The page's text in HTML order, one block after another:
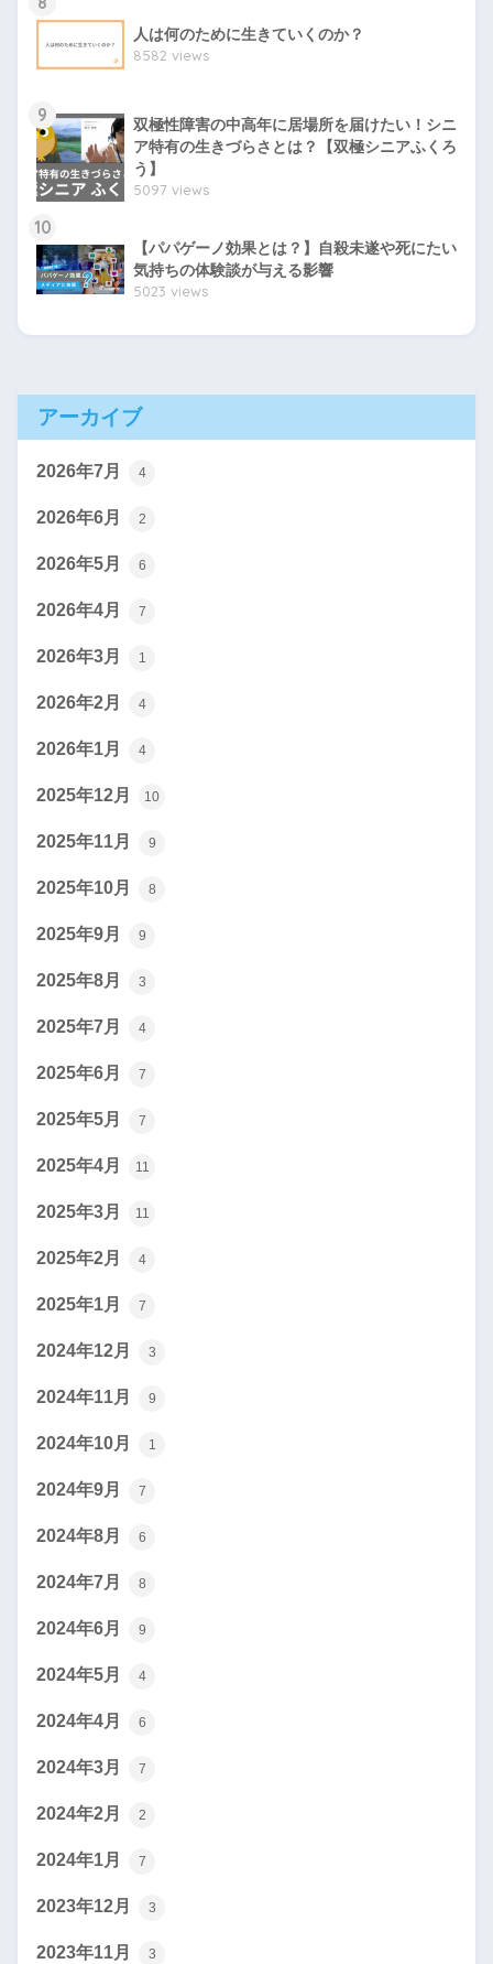
人は何のために生きていくのか？
8582 views
9
双極性障害の中高年に居場所を届けたい！シニ
ア特有の生きづらさとは？【双極シニアふくろ
う】
5097 views
10
【パパゲーノ効果とは？】自殺未遂や死にたい
気持ちの体験談が与える影響
5023 views
アーカイブ
2026年7月 4
2026年6月 2
2026年5月 6
2026年4月 7
2026年3月 1
2026年2月 4
2026年1月 4
2025年12月 10
2025年11月 9
2025年10月 8
2025年9月 9
2025年8月 3
2025年7月 4
2025年6月 7
2025年5月 7
2025年4月 11
2025年3月 11
2025年2月 4
2025年1月 7
2024年12月 3
2024年11月 9
2024年10月 1
2024年9月 7
2024年8月 6
2024年7月 8
2024年6月 9
2024年5月 4
2024年4月 6
2024年3月 7
2024年2月 2
2024年1月 7
2023年12月 3
2023年11月 3